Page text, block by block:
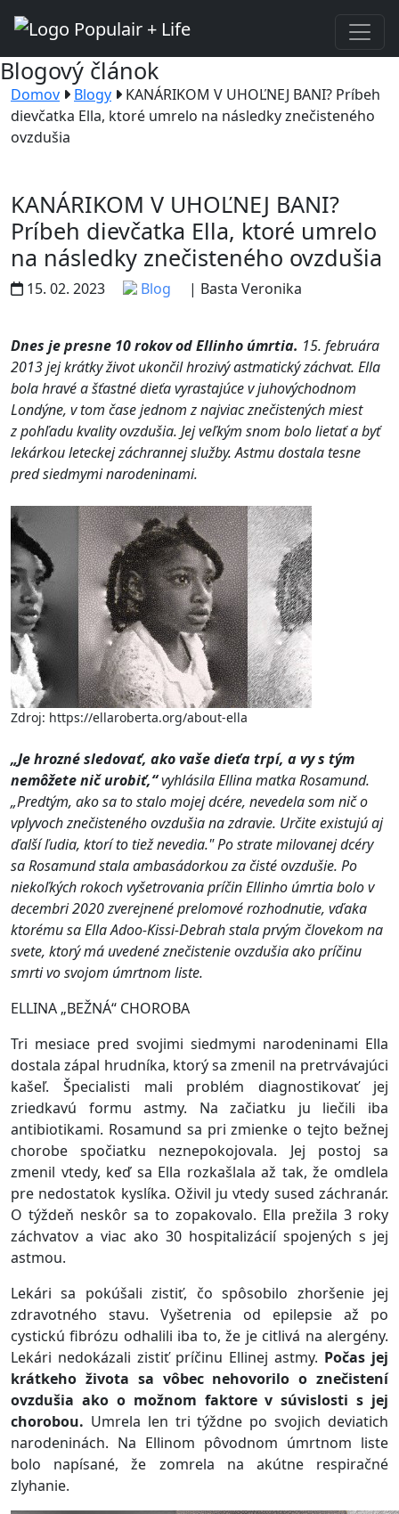
Blogový článok
Domov Blogy
KANÁRIKOM V UHOĽNEJ BANI? Príbeh
dievčatka Ella, ktoré umrelo na následky znečisteného
ovzdušia
KANÁRIKOM V UHOĽNEJ BANI?
Príbeh dievčatka Ella, ktoré umrelo
na následky znečisteného ovzdušia
15. 02. 2023 Blog | Basta Veronika
Dnes je presne 10 rokov od Ellinho úmrtia. 15. februára
2013 jej krátky život ukončil hrozivý astmatický záchvat. Ella
bola hravé a šťastné dieťa vyrastajúce v juhovýchodnom
Londýne, v tom čase jednom z najviac znečistených miest
z pohľadu kvality ovzdušia. Jej veľkým snom bolo lietať a byť
lekárkou leteckej záchrannej služby. Astmu dostala tesne
pred siedmymi narodeninami.
Zdroj: https://ellaroberta.org/about-ella
„Je hrozné sledovať, ako vaše dieťa trpí, a vy s tým
nemôžete nič urobiť,“vyhlásila Ellina matka Rosamund.
„Predtým, ako sa to stalo mojej dcére, nevedela som nič o
vplyvoch znečisteného ovzdušia na zdravie. Určite existujú aj
ďalší ľudia, ktorí to tiež nevedia." Po strate milovanej dcéry
sa Rosamund stala ambasádorkou za čisté ovzdušie. Po
niekoľkých rokoch vyšetrovania príčin Ellinho úmrtia bolo v
decembri 2020 zverejnené prelomové rozhodnutie, vďaka
ktorému sa Ella Adoo-Kissi-Debrah stala prvým človekom na
svete, ktorý má uvedené znečistenie ovzdušia ako príčinu
smrti vo svojom úmrtnom liste.
ELLINA „BEŽNÁ“ CHOROBA
Tri mesiace pred svojimi siedmymi narodeninami Ella
dostala zápal hrudníka, ktorý sa zmenil na pretrvávajúci
kašeľ. Špecialisti mali problém diagnostikovať jej
zriedkavú formu astmy. Na začiatku ju liečili iba
antibiotikami. Rosamund sa pri zmienke o tejto bežnej
chorobe spočiatku neznepokojovala. Jej postoj sa
zmenil vtedy, keď sa Ella rozkašlala až tak, že omdlela
pre nedostatok kyslíka. Oživil ju vtedy sused záchranár.
O týždeň neskôr sa to zopakovalo. Ella prežila 3 roky
záchvatov a viac ako 30 hospitalizácií spojených s jej
astmou.
Lekári sa pokúšali zistiť, čo spôsobilo zhoršenie jej
zdravotného stavu. Vyšetrenia od epilepsie až po
cystickú fibrózu odhalili iba to, že je citlivá na alergény.
Lekári nedokázali zistiť príčinu Ellinej astmy. Počas jej
krátkeho života sa vôbec nehovorilo o znečistení
ovzdušia ako o možnom faktore v súvislosti s jej
chorobou. Umrela len tri týždne po svojich deviatich
narodeninách. Na Ellinom pôvodnom úmrtnom liste
bolo napísané, že zomrela na akútne respiračné
zlyhanie.